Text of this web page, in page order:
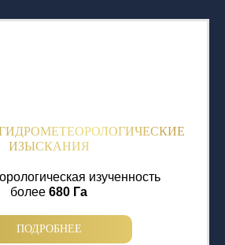
ИЗЫСКАНИЯ
изученность
более 680 Га
ПОДРОБНЕЕ